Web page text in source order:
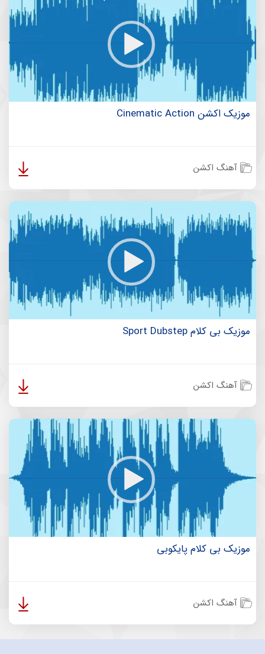
موزیک اکشن Cinematic Action
آهنگ اکشن
موزیک بی کلام Sport Dubstep
آهنگ اکشن
موزیک بی کلام پایکوبی
آهنگ اکشن